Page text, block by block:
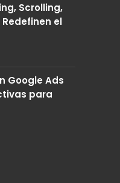
Scrolling,
el
Google Ads
para